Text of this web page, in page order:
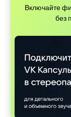
Включайте
без